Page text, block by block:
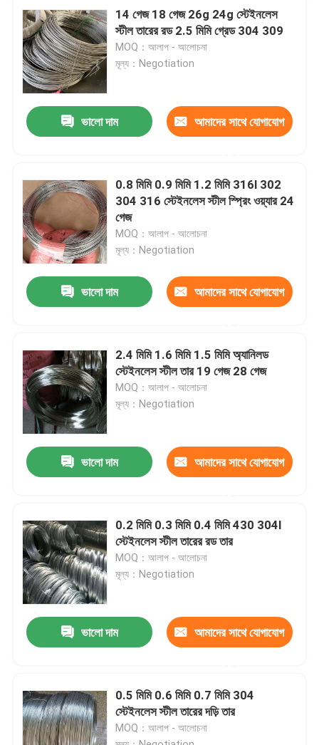
আমাদের সম্পর্কে
পরিচিতি
পণ্য
স্টেইনলেস স্টীল প্লেট শীট
স্টেইনলেস স্টীল কুণ্ডলী
এসএস স্কয়ার টিউব
বিজোড় স্টেইনলেস স্টীল পাইপ
স্টেইনলেস স্টীল ফালা
14 গেজ 18 গেজ 26g 24g স্টেইনলেস
স্টীল তারের রড 2.5 মিমি গ্রেড 304 309
MOQ：আলাপ - আলোচনা
মূল্য：Negotiation
ভালো দাম আমাদের সাথে যোগাযোগ
0.8 মিমি 0.9 মিমি 1.2 মিমি 316l 302
304 316 স্টেইনলেস স্টীল স্প্রিং ওয়্যার 24
গেজ
MOQ：আলাপ - আলোচনা
মূল্য：Negotiation
ভালো দাম আমাদের সাথে যোগাযোগ
2.4 মিমি 1.6 মিমি 1.5 মিমি অ্যানিলড
স্টেইনলেস স্টীল তার 19 গেজ 28 গেজ
MOQ：আলাপ - আলোচনা
মূল্য：Negotiation
ভালো দাম আমাদের সাথে যোগাযোগ
0.2 মিমি 0.3 মিমি 0.4 মিমি 430 304l
স্টেইনলেস স্টীল তারের রড তার
MOQ：আলাপ - আলোচনা
মূল্য：Negotiation
ভালো দাম আমাদের সাথে যোগাযোগ
0.5 মিমি 0.6 মিমি 0.7 মিমি 304
স্টেইনলেস স্টীল তারের দড়ি তার
MOQ：আলাপ - আলোচনা